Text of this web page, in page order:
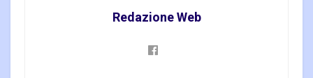
Redazione Web